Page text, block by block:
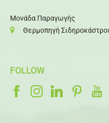
Μονάδα Παραγωγής
Θερμοπηγή
FOLLOW